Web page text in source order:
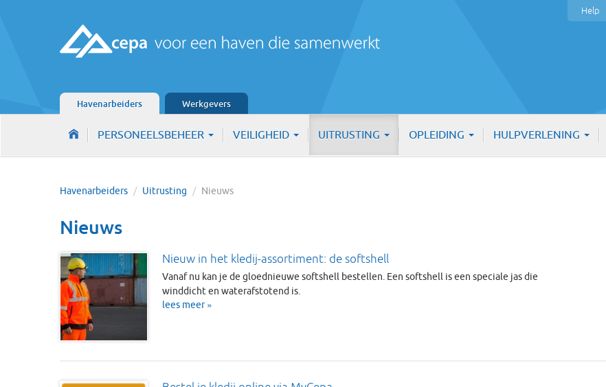
Havenarbeiders Werkgevers
Help
PERSONEELSBEHEER VEILIGHEID UITRUSTING OPLEIDING HULPVERLENING
Havenarbeiders / Uitrusting / Nieuws
Nieuws
Nieuw in het kledij-assortiment: de softshell
Vanaf nu kan je de gloednieuwe softshell bestellen. Een softshell is een speciale jas die
winddicht en waterafstotend is.
lees meer »